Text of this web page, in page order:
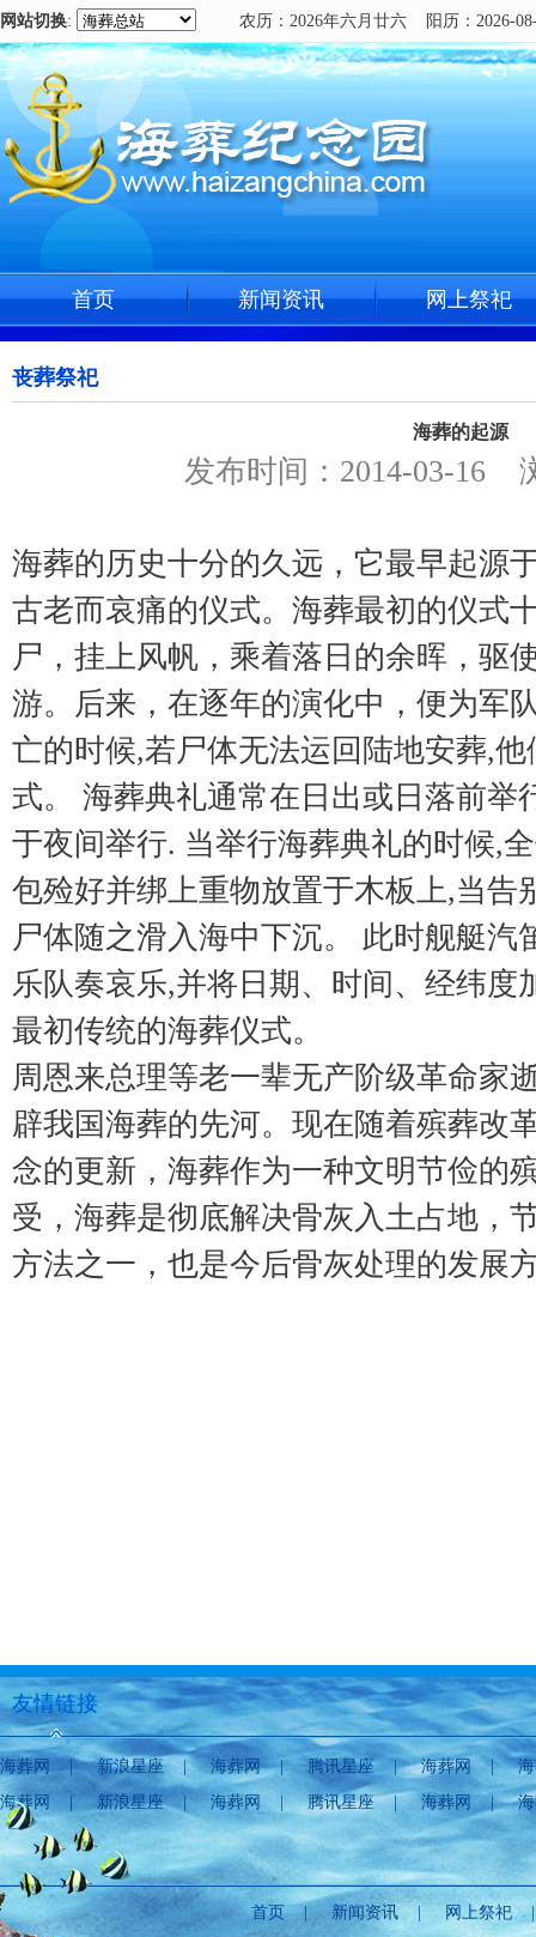
网站切换: 农历：2026年六月廿六 阳历：2026-
首页 新闻资讯 网上祭祀
丧葬祭祀
海葬的起源
发布时间：2014-03-16
海葬的历史十分的久远，它最早起源
古老而哀痛的仪式。海葬最初的仪式
尸，挂上风帆，乘着落日的余晖，驱
游。后来，在逐年的演化中，便为军
亡的时候,若尸体无法运回陆地安葬,
式。 海葬典礼通常在日出或日落前举
于夜间举行. 当举行海葬典礼的时候,
包殓好并绑上重物放置于木板上,当告
尸体随之滑入海中下沉。 此时舰艇汽
乐队奏哀乐,并将日期、时间、经纬度
最初传统的海葬仪式。
周恩来总理等老一辈无产阶级革命家
辟我国海葬的先河。现在随着殡葬改
念的更新，海葬作为一种文明节俭的
受，海葬是彻底解决骨灰入土占地，
方法之一，也是今后骨灰处理的发展
友情链接
海葬网 |新浪星座|海葬网| 腾讯星座|海葬网|
海葬网
新浪星座| 海葬网 |腾讯星座| 海葬网 |
首页| 新闻资讯 网上祭祀